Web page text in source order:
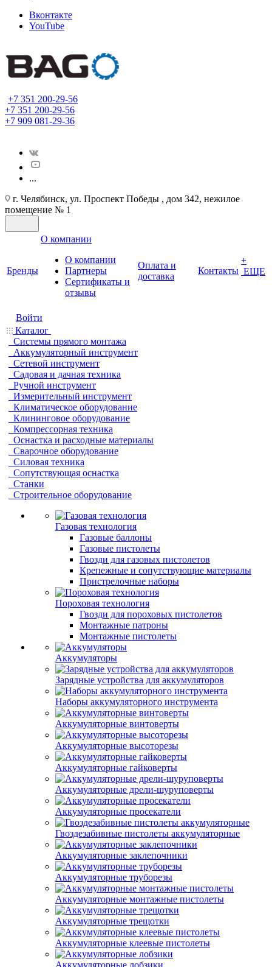
Вконтакте
YouTube
+7 351 200-29-56
+7 351 200-29-56
+7 909 081-29-36
...
г. Челябинск, ул. Проспект Победы , дом 342, нежилое
помещение № 1
Бренды
О компании
О компании
Партнеры
Cертификаты и
отзывы
Оплата и
доставка
Контакты
+
ЕЩЕ
Войти
Каталог
Системы прямого монтажа
Аккумуляторный инструмент
Сетевой инструмент
Садовая и дачная техника
Ручной инструмент
Измерительный инструмент
Климатическое оборудование
Клининговое оборудование
Компрессорная техника
Оснастка и расходные материалы
Сварочное оборудование
Силовая техника
Сопутствующая оснастка
Станки
Строительное оборудование
Газовая технология
Газовые баллоны
Газовые пистолеты
Гвозди для газовых пистолетов
Крепежные и сопутствующие материалы
Пристрелочные наборы
Пороховая технология
Гвозди для пороховых пистолетов
Монтажные патроны
Монтажные пистолеты
Аккумуляторы
Зарядные устройства для аккумуляторов
Наборы аккумуляторного инструмента
Аккумуляторные винтоверты
Аккумуляторные высоторезы
Аккумуляторные гайковерты
Аккумуляторные дрели-шуруповерты
Аккумуляторные просекатели
Гвоздезабивные пистолеты аккумуляторные
Аккумуляторные заклепочники
Аккумуляторные труборезы
Аккумуляторные монтажные пистолеты
Аккумуляторные трещотки
Аккумуляторные клеевые пистолеты
Аккумуляторные лобзики